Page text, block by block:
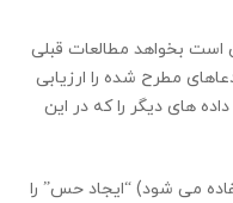
بخواهد مطالعات قبلی
مطرح شده را ارزیابی
های دیگر را که در این
می شود) “ایجاد حس” را